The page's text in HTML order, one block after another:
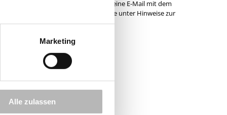
Marketing
Alle zulassen
löschen lassen. Senden Sie dazu eine E-Mail mit dem
zum Schutz Ihrer Daten finden Sie unter Hinweise zur